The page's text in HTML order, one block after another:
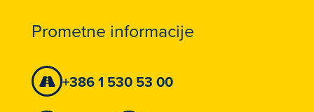
Prometne informacije
+386 1 530 53 00